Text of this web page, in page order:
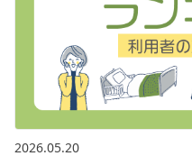
2026.05.20